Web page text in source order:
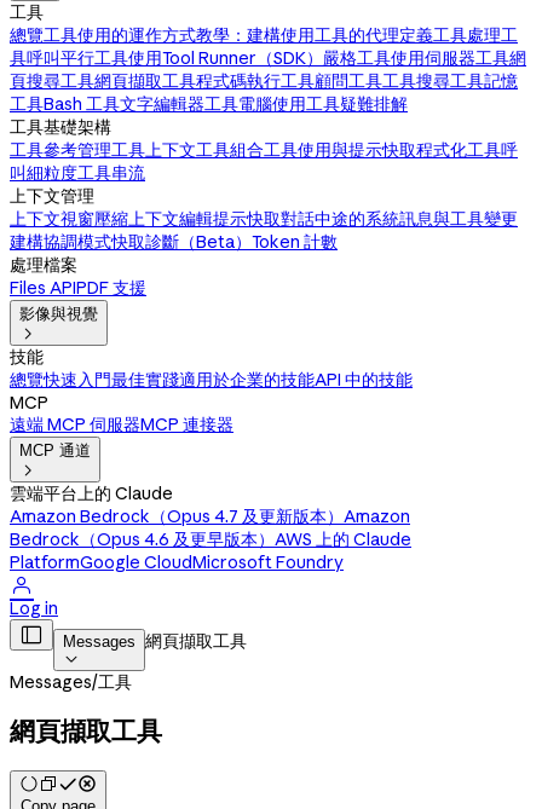
工具
總覽工具使用的運作方式教學：建構使用工具的代理定義工具處理工
具呼叫平行工具使用Tool Runner（SDK） 嚴格工具使用伺服器工具網
頁搜尋工具網頁擷取工具程式碼執行工具顧問工具工具搜尋工具記憶
工具Bash 工具文字編輯器工具電腦使用工具疑難排解
工具基礎架構
工具參考管理工具上下文工具組合工具使用與提示快取程式化工具呼
叫細粒度工具串流
上下文管理
上下文視窗壓縮上下文編輯提示快取對話中途的系統訊息與工具變更
建構協調模式快取診斷（Beta） Token 計數
處理檔案
Files APIPDF 支援
影像與視覺

技能
總覽快速入門最佳實踐適用於企業的技能API 中的技能
MCP
遠端 MCP 伺服器MCP 連接器
MCP 通道

雲端平台上的 Claude
Amazon Bedrock（Opus 4.7 及更新版本） Amazon
Bedrock（Opus 4.6 及更早版本） AWS 上的 Claude
PlatformGoogle CloudMicrosoft Foundry

Log in
 Messages

網頁擷取工具
Messages/工具
網頁擷取工具